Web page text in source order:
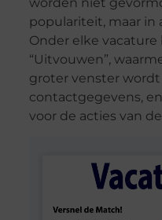
populariteit, maar in
Onder elke
“Uitvouwen”,
groter venster
contactgegevens,
voor de acties van